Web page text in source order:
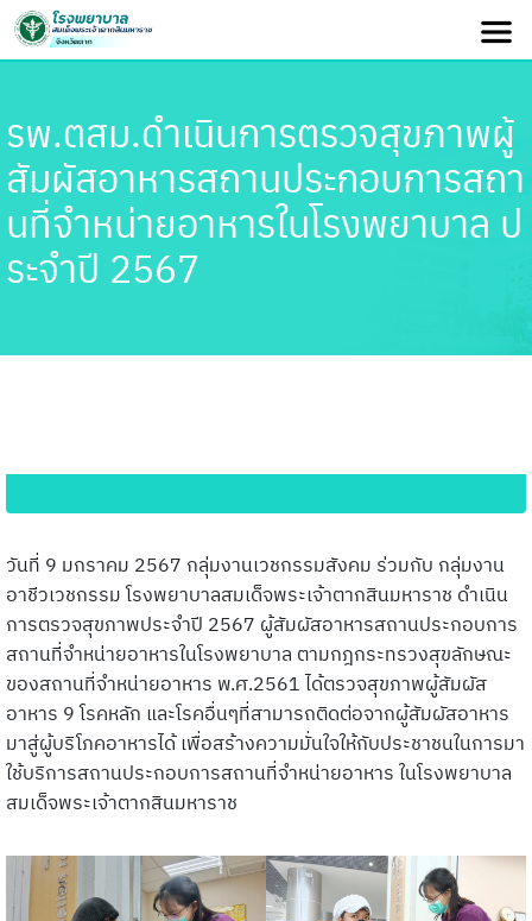
รพ.ตสม.ดำเนินการตรวจสุขภาพผู้
สัมผัสอาหารสถานประกอบการสถา
นที่จำหน่ายอาหารในโรงพยาบาล ป
ระจำปี 2567
วันที่ 9 มกราคม 2567 กลุ่มงานเวชกรรมสังคม ร่วมกับ กลุ่มงาน
อาชีวเวชกรรม โรงพยาบาลสมเด็จพระเจ้าตากสินมหาราช ดำเนิน
การตรวจสุขภาพประจำปี 2567 ผู้สัมผัสอาหารสถานประกอบการ
สถานที่จำหน่ายอาหารในโรงพยาบาล ตามกฎกระทรวงสุขลักษณะ
ของสถานที่จำหน่ายอาหาร พ.ศ.2561 ได้ตรวจสุขภาพผู้สัมผัส
อาหาร 9 โรคหลัก และโรคอื่นๆที่สามารถติดต่อจากผู้สัมผัสอาหาร
มาสู่ผู้บริโภคอาหารได้ เพื่อสร้างความมั่นใจให้กับประชาชนในการมา
ใช้บริการสถานประกอบการสถานที่จำหน่ายอาหาร ในโรงพยาบาล
สมเด็จพระเจ้าตากสินมหาราช